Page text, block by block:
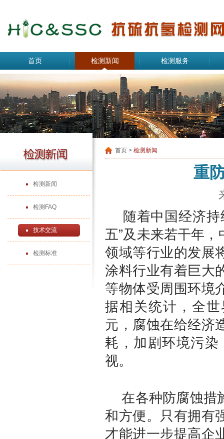
首页 检测新闻 检测服务
检测新闻
检测FAQ
技术交流
检测标准
首页 > 检测新闻
重
随着中国经济持
五”及未来若干年
领域等行业的发展
涂料行业有着巨大
等物体受周围环境
据相关统计，全
元，腐蚀在给经济
耗，加剧环境污
视。
在各种防腐蚀措
和方便。只有拥有
才能进一步提高企